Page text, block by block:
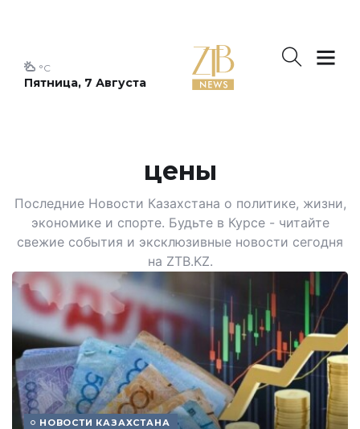
Пятница, 7 Августа
°C
цены
Последние Новости Казахстана о политике, жизни,
экономике и спорте. Будьте в Курсе - читайте
свежие события и эксклюзивные новости сегодня
на ZTB.KZ.
НОВОСТИ КАЗАХСТАНА